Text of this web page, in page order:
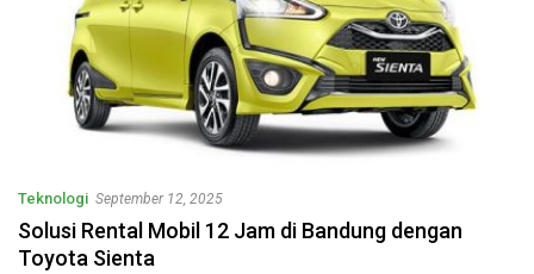
Teknologi September 12, 2025
Solusi Rental Mobil 12 Jam di Bandung dengan
Toyota Sienta